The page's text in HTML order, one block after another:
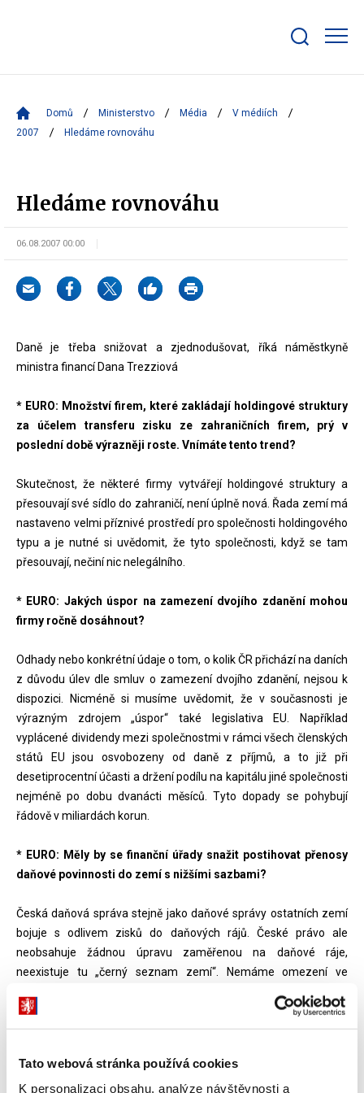
Tato webová stránka používá cookies
K personalizaci obsahu, analýze návštěvnosti a
bar
Domů Ministerstvo Média
V médiích
2007
Hledáme rovnováhu
Hledáme rovnováhu
06.08.2007 00:00
Daně je třeba snižovat a zjednodušovat, říká náměstkyně
ministra financí Dana Trezziová
* EURO: Množství firem, které zakládají holdingové struktury
za účelem transferu zisku ze zahraničních firem, prý v
poslední době výrazněji roste. Vnímáte tento trend?
Skutečnost, že některé firmy vytvářejí holdingové struktury a
přesouvají své sídlo do zahraničí, není úplně nová. Řada zemí má
nastaveno velmi příznivé prostředí pro společnosti holdingového
typu a je nutné si uvědomit, že tyto společnosti, když se tam
přesouvají, nečiní nic nelegálního.
* EURO: Jakých úspor na zamezení dvojího zdanění mohou
firmy ročně dosáhnout?
Odhady nebo konkrétní údaje o tom, o kolik ČR přichází na daních
z důvodu úlev dle smluv o zamezení dvojího zdanění, nejsou k
dispozici. Nicméně si musíme uvědomit, že v současnosti je
výrazným zdrojem „úspor“ také legislativa EU. Například
vyplácené dividendy mezi společnostmi v rámci všech členských
států EU jsou osvobozeny od daně z příjmů, a to již při
desetiprocentní účasti a držení podílu na kapitálu jiné společnosti
nejméně po dobu dvanácti měsíců. Tyto dopady se pohybují
řádově v miliardách korun.
* EURO: Měly by se finanční úřady snažit postihovat přenosy
daňové povinnosti do zemí s nižšími sazbami?
Česká daňová správa stejně jako daňové správy ostatních zemí
bojuje s odlivem zisků do daňových rájů. České právo ale
neobsahuje žádnou úpravu zaměřenou na daňové ráje,
neexistuje tu „černý seznam zemí“. Nemáme omezení ve
daňově uznatelné, nemáme CFC legislativu. (CFC – Controlled
Foreign Company. Častou formou úniku daní je místo výplaty
Proto státy s vysokou mírou zdanění takové příjmy přisuzují za
určitých okolností mateřské společnosti. – pozn. red.) Transakce